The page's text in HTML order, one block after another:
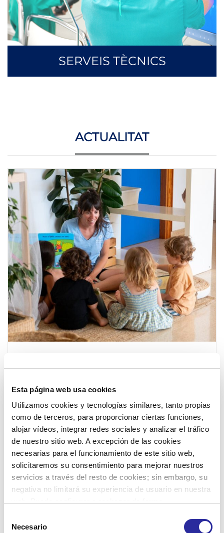
Esta página web usa cookies
Utilizamos cookies y tecnologías similares, tanto propias
como de terceros, para proporcionar ciertas funciones,
alojar vídeos, integrar redes sociales y analizar el tráfico
de nuestro sitio web. A excepción de las cookies
necesarias para el funcionamiento de este sitio web,
solicitaremos su consentimiento para mejorar nuestros
servicios a través del resto de cookies; sin embargo, su
negativa no limitará su experiencia de usuario en nuestra
más información, puede consultar nuestra
Política de
Necesario
SERVEIS TÈCNICS
ACTUALITAT
Arrenca un nou curs
escolar: consells per a
l’adaptació dels infants
a l’escoleta
9 de setembre de 2025
Comença un nou curs escolar a les Illes Balears i
aprofitam per compartir unes bones recomanacions
per a l'adaptació dels nins i nines